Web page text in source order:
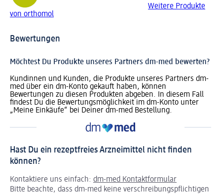
Weitere Produkte
von orthomol
Bewertungen
Möchtest Du Produkte unseres Partners dm-med bewerten?
Kundinnen und Kunden, die Produkte unseres Partners dm-
med über ein dm-Konto gekauft haben, können
Bewertungen zu diesen Produkten abgeben. In diesem Fall
findest Du die Bewertungsmöglichkeit im dm-Konto unter
„Meine Einkäufe“ bei Deiner dm-med Bestellung.
Hast Du ein rezeptfreies Arzneimittel nicht finden
können?
Kontaktiere uns einfach: dm-med Kontaktformular
Bitte beachte, dass dm-med keine verschreibungspflichtigen